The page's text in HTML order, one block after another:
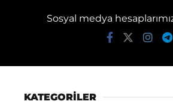
Sosyal medya
KATEGORİLER